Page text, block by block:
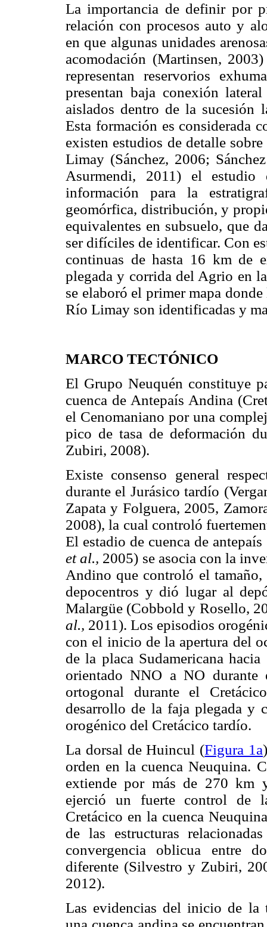
La importancia de definir por
relación con procesos auto y
en que algunas unidades
acomodación (Martinsen,
representan reservorios
presentan baja conexión
aislados dentro de la sucesión
Esta formación es considerada
existen estudios de detalle
Limay (Sánchez, 2006;
Asurmendi, 2011) el estudio
información para la
geomórfica, distribución, y
equivalentes en subsuelo, que
ser difíciles de identificar. Con
continuas de hasta 16 km de
plegada y corrida del Agrio en
se elaboró el primer mapa
Río Limay son identificadas y
MARCO TECTÓNICO
El Grupo Neuquén constituye
cuenca de Antepaís Andina
el Cenomaniano por una
pico de tasa de deformación
Zubiri, 2008).
Existe consenso general
durante el Jurásico tardío
Zapata y Folguera, 2005,
2008), la cual controló
El estadio de cuenca de
et al., 2005) se asocia con la
Andino que controló el
depocentros y dió lugar al
Malargüe (Cobbold y Rosello,
al., 2011). Los episodios
con el inicio de la apertura del
de la placa Sudamericana
orientado NNO a NO durante
ortogonal durante el
desarrollo de la faja plegada y
orogénico del Cretácico tardío.
La dorsal de Huincul (Figura 1a
orden en la cuenca Neuquina.
extiende por más de 270 km
ejerció un fuerte control de
Cretácico en la cuenca
de las estructuras
convergencia oblicua entre
diferente (Silvestro y Zubiri,
2012).
Las evidencias del inicio de la